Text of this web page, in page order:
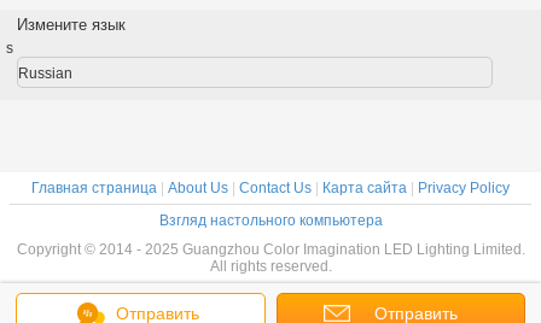
Отправить Отправить
Измените язык
s
Russian
Главная страница About Us Contact Us Карта сайта
Privacy Policy
Взгляд настольного компьютера
Copyright © 2014 - 2025 Guangzhou Color Imagination LED Lighting Limited.
All rights reserved.